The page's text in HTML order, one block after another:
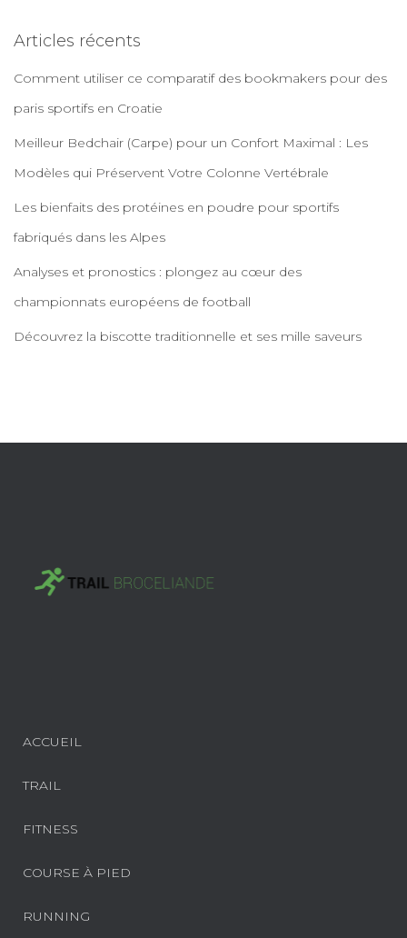
Articles récents
Comment utiliser ce comparatif des bookmakers pour des
paris sportifs en Croatie
Meilleur Bedchair (Carpe) pour un Confort Maximal : Les
Modèles qui Préservent Votre Colonne Vertébrale
Les bienfaits des protéines en poudre pour sportifs
fabriqués dans les Alpes
Analyses et pronostics : plongez au cœur des
championnats européens de football
Découvrez la biscotte traditionnelle et ses mille saveurs
ACCUEIL
TRAIL
FITNESS
COURSE À PIED
RUNNING